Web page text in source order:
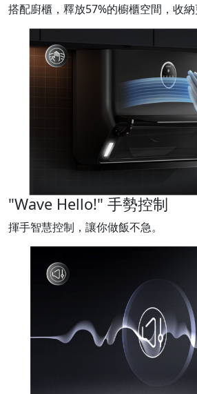
搭配廚櫃，釋放57%的櫥櫃空間，收納
"Wave Hello!" 手勢控制
揮手智慧控制，讓你做飯不急。